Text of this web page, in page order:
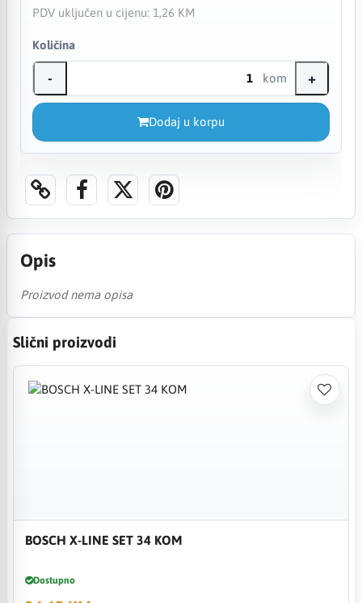
PDV uključen u cijenu: 1,26 KM
Količina
- kom +
Dodaj u korpu
Opis
Proizvod nema opisa
Slični proizvodi
BOSCH X-LINE SET 34 KOM
Dostupno